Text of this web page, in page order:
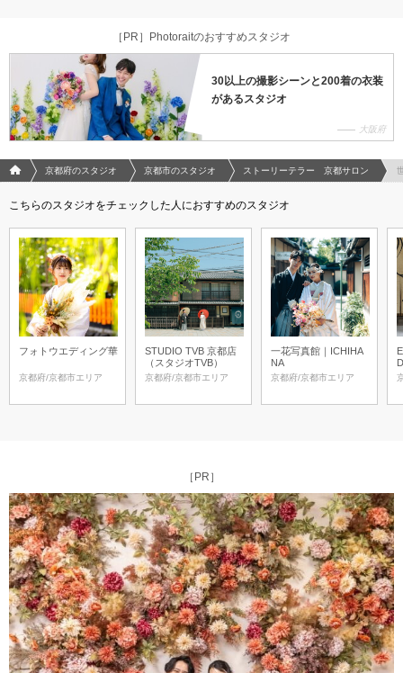
［PR］Photoraitのおすすめスタジオ
30以上の撮影シーンと200着の衣装
があるスタジオ
大阪府
フォトウエディング/結婚写真のPhotorait ホーム
京都府のスタジオ 京都市のスタジオ ストーリーテラー 京都サロン
こちらのスタジオをチェックした人におすすめのスタジオ
フォトウエディング華
京都府/京都市エリア
STUDIO TVB 京都店
（スタジオTVB）
京都府/京都市エリア
一花写真館｜ICHIHA
NA
京都府/京都市エリア
［PR］